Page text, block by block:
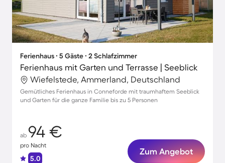
Ferienhaus ∙ 5 Gäste ∙ 2 Schlafzimmer
Ferienhaus mit Garten und Terrasse | Seeblick
Wiefelstede, Ammerland, Deutschland
Gemütliches Ferienhaus in Conneforde mit traumhaftem Seeblick
und Garten für die ganze Familie bis zu 5 Personen
ab 94 €
pro Nacht
5.0
Zum Angebot